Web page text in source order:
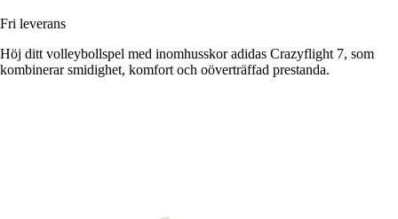
Fri leverans
Höj ditt volleybollspel med inomhusskor adidas Crazyflight 7, som
kombinerar smidighet, komfort och oöverträffad prestanda.